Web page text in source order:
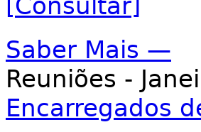
[Consultar]
Saber Mais —
Reuniões -
Encarregados